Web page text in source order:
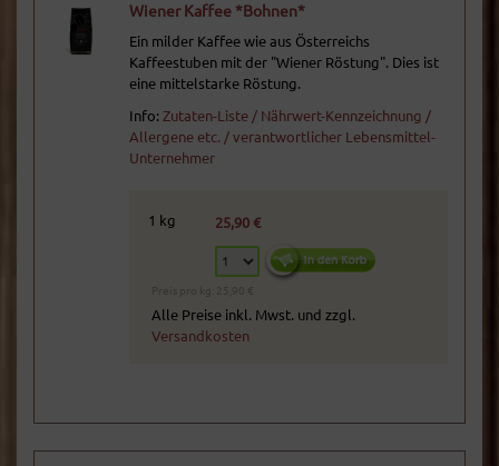
Wiener Kaffee *Bohnen*
Ein milder Kaffee wie aus Österreichs
Kaffeestuben mit der "Wiener Röstung". Dies ist
eine mittelstarke Röstung.
Info: Zutaten-Liste / Nährwert-Kennzeichnung /
Allergene etc. / verantwortlicher Lebensmittel-
Unternehmer
1 kg 25,90 €
Preis pro kg: 25,90 €
Alle Preise inkl. Mwst. und zzgl.
Versandkosten